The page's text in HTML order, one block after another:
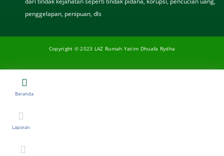
penggelapan, penipuan, dls
Copyright © 2023 LAZ Rumah Yatim Dhuafa Rydha
Beranda
Laporan